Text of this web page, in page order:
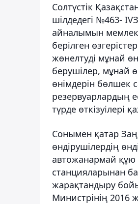
Солтүстік
шілдедегі №463-
айналымын
берілген
жөнелтуді мұнай
берушілер, мұнай
өнімдерін бөлшек
резервуарлардың
түрде өткізуілері
Сонымен қатар
өндірушілердің
автожанармай құю
станцияларынан
жарақтандыру
Министрінің 2016